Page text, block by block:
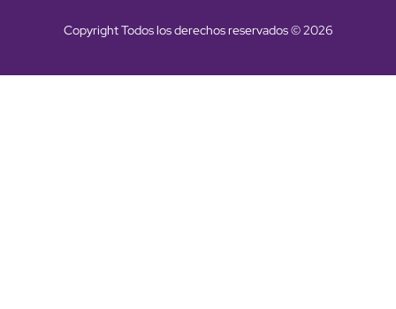
Copyright Todos los derechos reservados © 2026